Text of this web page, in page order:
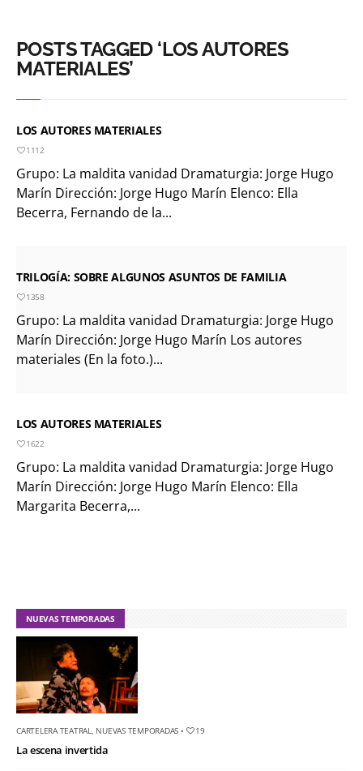
POSTS TAGGED ‘LOS AUTORES
MATERIALES’
LOS AUTORES MATERIALES
1112
Grupo: La maldita vanidad Dramaturgia: Jorge Hugo
Marín Dirección: Jorge Hugo Marín Elenco: Ella
Becerra, Fernando de la...
TRILOGÍA: SOBRE ALGUNOS ASUNTOS DE FAMILIA
1358
Grupo: La maldita vanidad Dramaturgia: Jorge Hugo
Marín Dirección: Jorge Hugo Marín Los autores
materiales (En la foto.)...
LOS AUTORES MATERIALES
1622
Grupo: La maldita vanidad Dramaturgia: Jorge Hugo
Marín Dirección: Jorge Hugo Marín Elenco: Ella
Margarita Becerra,...
NUEVAS TEMPORADAS
CARTELERA TEATRAL NUEVAS TEMPORADAS • 19
La escena invertida